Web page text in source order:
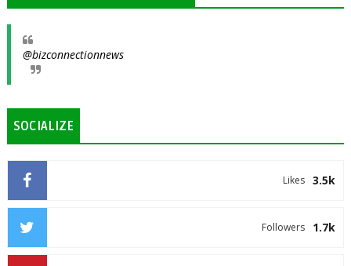
@bizconnectionnews
SOCIALIZE
3.5k
Likes
1.7k
Followers